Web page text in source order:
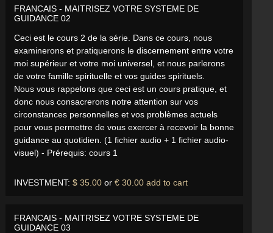
FRANCAIS - MAITRISEZ VOTRE SYSTEME DE
GUIDANCE 02
Ceci est le cours 2 de la série. Dans ce cours, nous
examinerons et pratiquerons le discernement entre votre
moi supérieur et votre moi universel, et nous parlerons
de votre famille spirituelle et vos guides spirituels.
Nous vous rappelons que ceci est un cours pratique, et
donc nous consacrerons notre attention sur vos
circonstances personnelles et vos problèmes actuels
pour vous permettre de vous exercer à recevoir la bonne
guidance au quotidien. (1 fichier audio + 1 fichier audio-
visuel) - Prérequis: cours 1
INVESTMENT: $ 35.00 or € 30.00 add to cart
FRANCAIS - MAITRISEZ VOTRE SYSTEME DE
GUIDANCE 03